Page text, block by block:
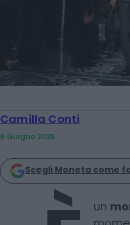
Camilla Conti
6 Giugno 2025
Scegli Moneta come
un